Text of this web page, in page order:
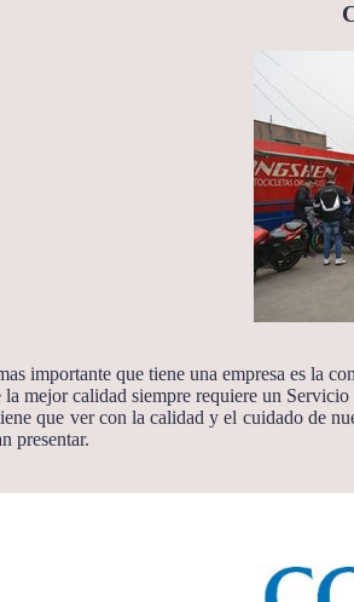
importante que tiene una empresa es la
mejor calidad siempre requiere un
que ver con la calidad y el cuidado de
presentar.